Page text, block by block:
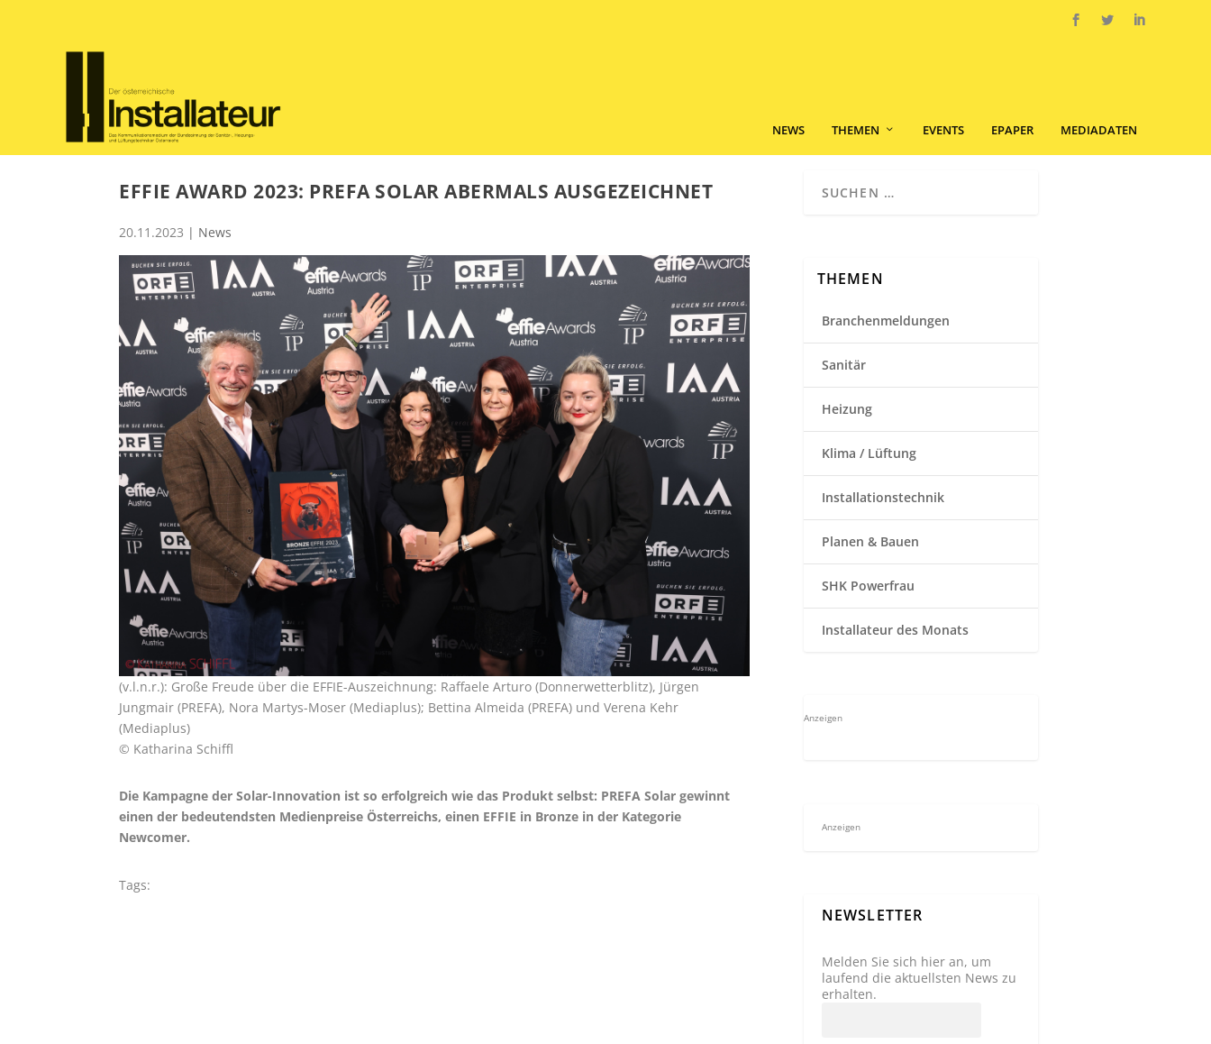
NEWS THEMEN EVENTS EPAPER MEDIADATEN
EFFIE AWARD 2023: PREFA SOLAR ABERMALS AUSGEZEICHNET
20.11.2023 | News
(v.l.n.r.): Große Freude über die EFFIE-Auszeichnung: Raffaele Arturo (Donnerwetterblitz), Jürgen
Jungmair (PREFA), Nora Martys-Moser (Mediaplus); Bettina Almeida (PREFA) und Verena Kehr
(Mediaplus)
© Katharina Schiffl
Die Kampagne der Solar-Innovation ist so erfolgreich wie das Produkt selbst: PREFA Solar gewinnt
einen der bedeutendsten Medienpreise Österreichs, einen EFFIE in Bronze in der Kategorie
Newcomer.
Tags:
THEMEN
Branchenmeldungen
Sanitär
Heizung
Klima / Lüftung
Installationstechnik
Planen & Bauen
SHK Powerfrau
Installateur des Monats
Anzeigen
Anzeigen
NEWSLETTER
Melden Sie sich hier an, um
laufend die aktuellsten News zu
erhalten.